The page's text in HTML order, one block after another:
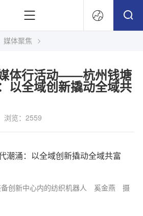
媒体聚焦
体行活动——杭州钱塘
以全域创新撬动全域共
浏览：2559
创新中心内的纺织机器人 奚金燕 摄